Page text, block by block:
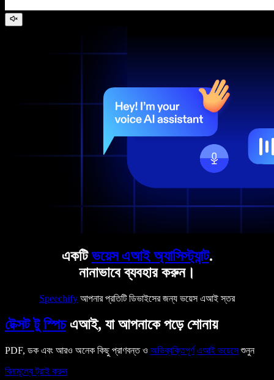
একটিভয়েস এআই অ্যাসিস্ট্যান্ট.
নানাভাবে ব্যবহার করুন।
Speechify আপনার প্রতিটি ডিভাইসের জন্য ভয়েস এআই স্তর
টেক্সট টু স্পিচএআই, যা আপনাকে পড়ে শোনায়
PDF, ডক এবং আরও অনেক কিছু প্রাণবন্ত ও অভিব্যক্তিপূর্ণ এআই ভয়েসেশুনুন
বিনামূল্যে ট্রাই করুন